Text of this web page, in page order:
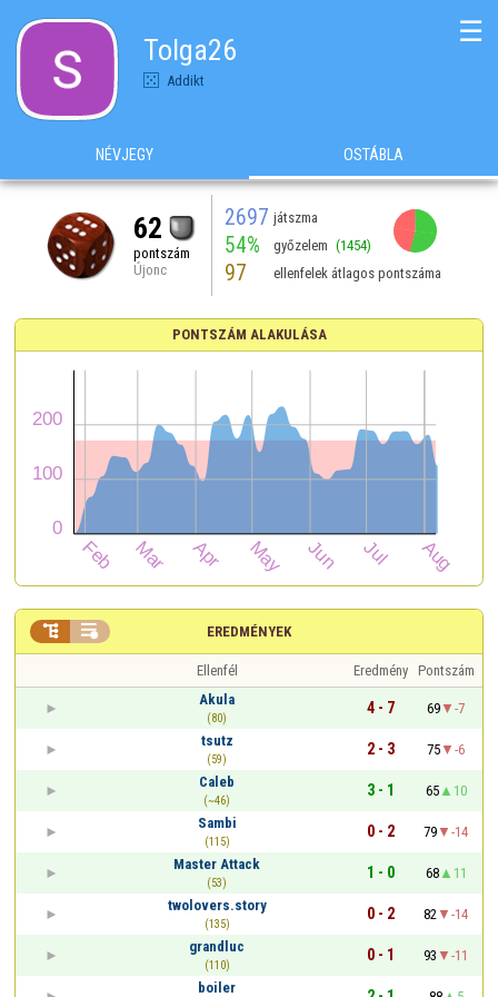
Tolga26
Addikt
☰
NÉVJEGY OSTÁBLA
62
pontszám
Újonc
2697 játszma
54% győzelem (1454)
97 ellenfelek átlagos pontszáma
PONTSZÁM ALAKULÁSA
EREDMÉNYEK
 
Ellenfél Eredmény Pontszám
Akula
(80)
4 - 7 69
-7
tsutz
(59)
2 - 3 75
-6
Caleb
(~46)
3 - 1 65
10
Sambi
(115)
0 - 2 79
-14
Master Attack
(53)
1 - 0 68
11
twolovers.story
(135)
0 - 2 82
-14
grandluc
(110)
0 - 1 93
-11
boiler